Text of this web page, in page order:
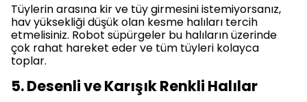
Tüylerin arasına kir ve tüy girmesini istemiyorsanız,
hav yüksekliği düşük olan kesme halıları tercih
etmelisiniz. Robot süpürgeler bu halıların üzerinde
çok rahat hareket eder ve tüm tüyleri kolayca
toplar.
5. Desenli ve Karışık Renkli Halılar